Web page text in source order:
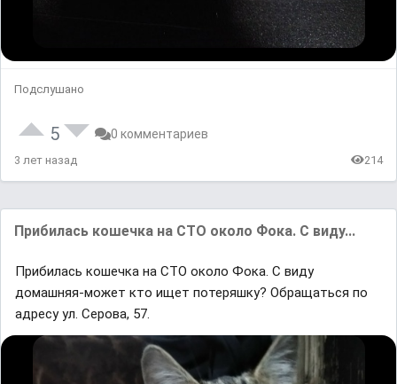
Подслушано
5 0 комментариев
3 лет назад 214
Прибилась кошечка на СТО около Фока. С виду...
Прибилась кошечка на СТО около Фока. С виду
домашняя-может кто ищет потеряшку? Обращаться по
адресу ул. Серова, 57.